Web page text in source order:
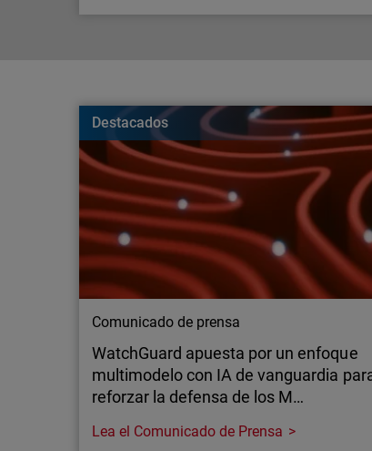
vulnerables para las empresas. Conozca
continuación.
Destacados
Comunicado de prensa
WatchGuard apuesta por un enfoque
multimodelo con IA de vanguardia
reforzar la defensa de los M…
Lea el Comunicado de Prensa